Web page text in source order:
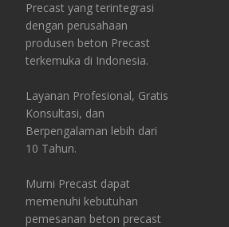
Precast yang terintegrasi
dengan perusahaan
produsen beton Precast
terkemuka di Indonesia.
Layanan Profesional, Gratis
Konsultasi, dan
Berpengalaman lebih dari
10 Tahun.
Murni Precast dapat
memenuhi kebutuhan
pemesanan beton precast